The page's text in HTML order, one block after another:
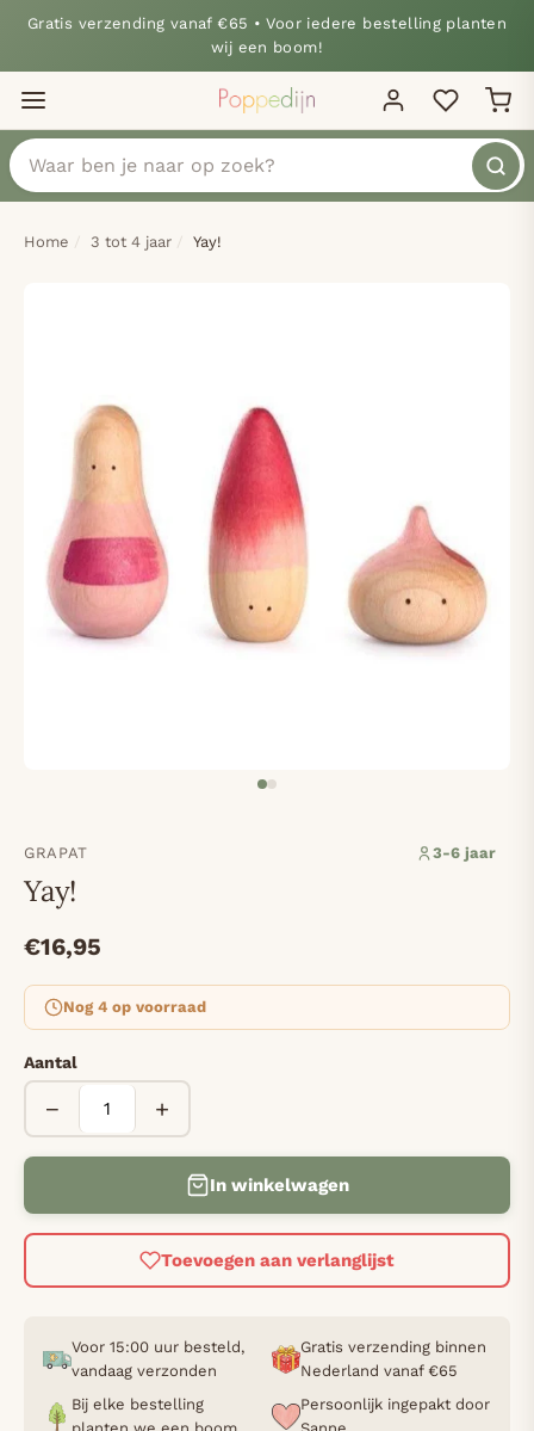
Gratis verzending vanaf €65 • Voor iedere bestelling planten
wij een boom!
Home 3 tot 4 jaar Yay!
GRAPAT 3-6 jaar
Yay!
€16,95
Nog 4 op voorraad
Aantal
− +
In winkelwagen
Toevoegen aan verlanglijst
Voor 15:00 uur besteld,
vandaag verzonden
Gratis verzending binnen
Nederland vanaf €65
Bij elke bestelling
Persoonlijk ingepakt door